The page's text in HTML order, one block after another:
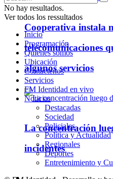
Cooperativa instala
telecomunicaciones
algunos servicios
La concentración
incidentes
No hay resultados.
Ver todos los ressultados
Inicio
Programación
Quienes somos
Ubicación
Contáctenos
Servicios
FM Identidad en vivo
Noticias
Destacadas
Sociedad
Policiales
Política y Actualidad
Regionales
Deportes
Entretenimiento y